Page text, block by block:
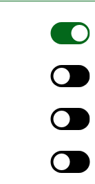
universitet –
Direktør